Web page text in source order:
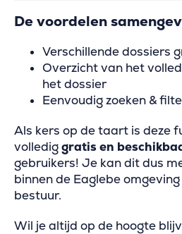
De voordelen
Verschillende dossiers
Overzicht van het
het dossier
Eenvoudig zoeken &
Als kers op de taart is deze
vollediggratis en
gebruikers! Je kan dit dus
binnen de Eaglebe
bestuur.
Wil je altijd op de hoogte